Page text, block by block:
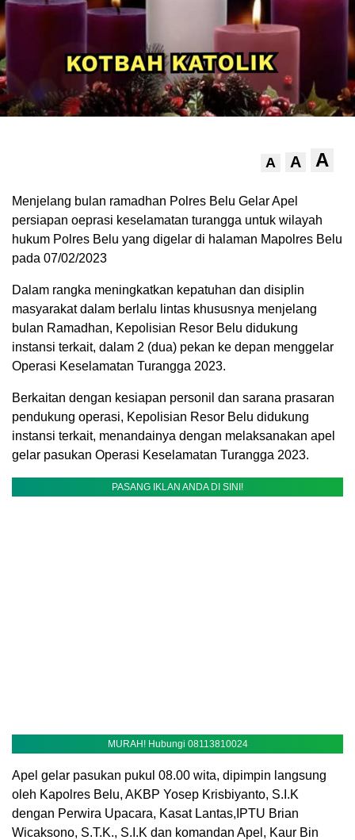
A A A
Menjelang bulan ramadhan Polres Belu Gelar Apel
persiapan oeprasi keselamatan turangga untuk wilayah
hukum Polres Belu yang digelar di halaman Mapolres Belu
pada 07/02/2023
Dalam rangka meningkatkan kepatuhan dan disiplin
masyarakat dalam berlalu lintas khususnya menjelang
bulan Ramadhan, Kepolisian Resor Belu didukung
instansi terkait, dalam 2 (dua) pekan ke depan menggelar
Operasi Keselamatan Turangga 2023.
Berkaitan dengan kesiapan personil dan sarana prasaran
pendukung operasi, Kepolisian Resor Belu didukung
instansi terkait, menandainya dengan melaksanakan apel
gelar pasukan Operasi Keselamatan Turangga 2023.
PASANG IKLAN ANDA DI SINI!
MURAH! Hubungi 08113810024
Apel gelar pasukan pukul 08.00 wita, dipimpin langsung
oleh Kapolres Belu, AKBP Yosep Krisbiyanto, S.I.K
dengan Perwira Upacara, Kasat Lantas,IPTU Brian
Wicaksono, S.T.K., S.I.K dan komandan Apel, Kaur Bin